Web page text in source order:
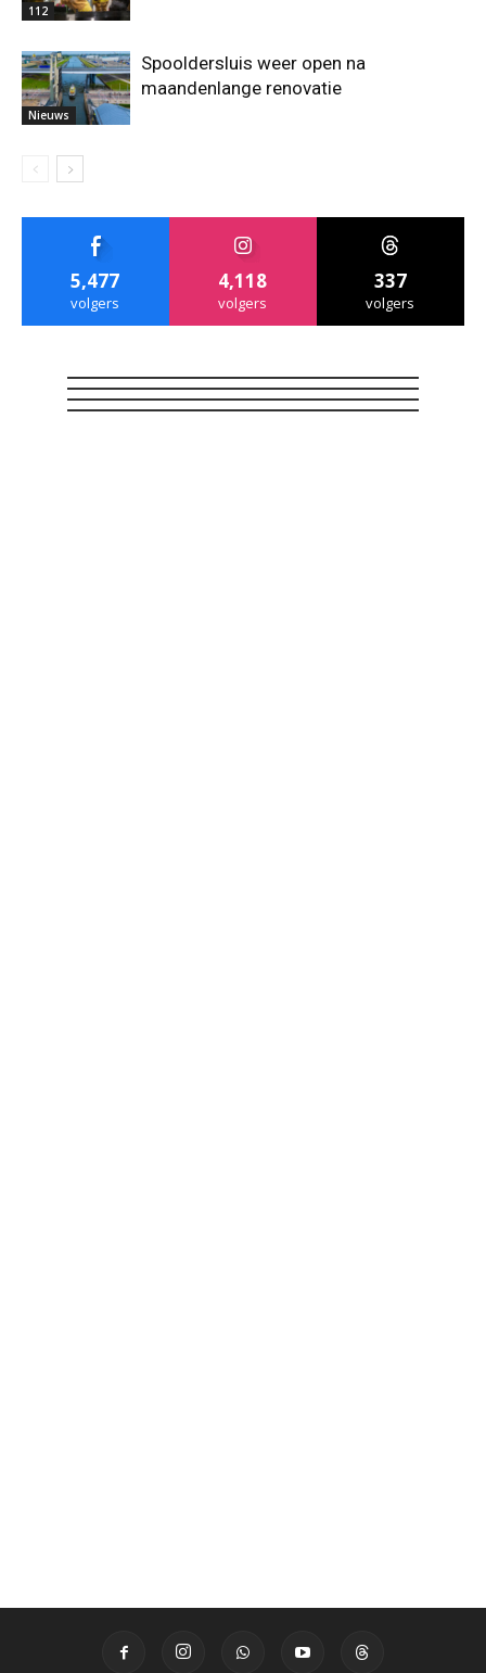
112
Nieuws
Spooldersluis weer open na
maandenlange renovatie
5,477
volgers
4,118
volgers
337
volgers